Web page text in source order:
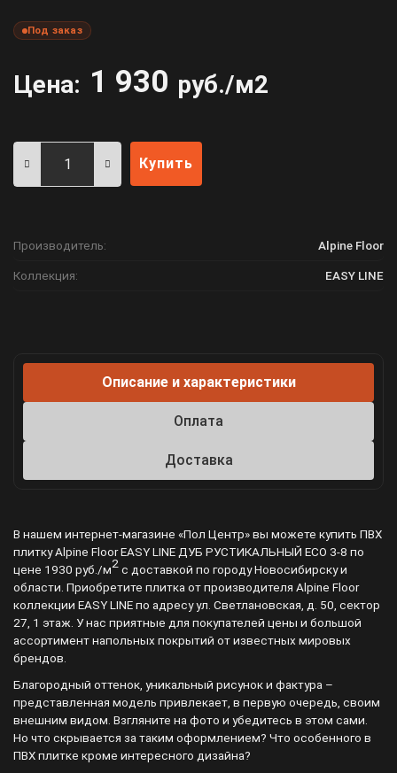
Под заказ
Цена: 1 930 руб./м2
Купить
Производитель: Alpine Floor
Коллекция: EASY LINE
Описание и характеристики
Оплата
Доставка
В нашем интернет-магазине «Пол Центр» вы можете купить ПВХ
плитку Alpine Floor EASY LINE ДУБ РУСТИКАЛЬНЫЙ ECO 3-8 по
цене 1930 руб./м2с доставкой по городу Новосибирску и
области. Приобретите плитка от производителя Alpine Floor
коллекции EASY LINE по адресу ул. Светлановская, д. 50, сектор
27, 1 этаж. У нас приятные для покупателей цены и большой
ассортимент напольных покрытий от известных мировых
брендов.
Благородный оттенок, уникальный рисунок и фактура –
представленная модель привлекает, в первую очередь, своим
внешним видом. Взгляните на фото и убедитесь в этом сами.
Но что скрывается за таким оформлением? Что особенного в
ПВХ плитке кроме интересного дизайна?